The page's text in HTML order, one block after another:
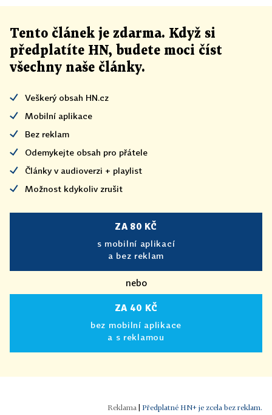
Tento článek je zdarma. Když si
předplatíte HN, budete moci číst
všechny naše články.
Veškerý obsah HN.cz
Mobilní aplikace
Bez reklam
Odemykejte obsah pro přátele
Články v audioverzi + playlist
Možnost kdykoliv zrušit
ZA 80 KČ
s mobilní aplikací
a bez reklam
nebo
ZA 40 KČ
bez mobilní aplikace
a s reklamou
Předplatné HN+ je zcela bez reklam.